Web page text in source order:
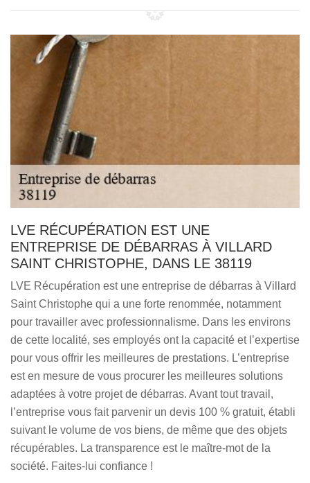
LVE RÉCUPÉRATION EST UNE
ENTREPRISE DE DÉBARRAS À VILLARD
SAINT CHRISTOPHE, DANS LE 38119
LVE Récupération est une entreprise de débarras à Villard
Saint Christophe qui a une forte renommée, notamment
pour travailler avec professionnalisme. Dans les environs
de cette localité, ses employés ont la capacité et l’expertise
pour vous offrir les meilleures de prestations. L’entreprise
est en mesure de vous procurer les meilleures solutions
adaptées à votre projet de débarras. Avant tout travail,
l’entreprise vous fait parvenir un devis 100 % gratuit, établi
suivant le volume de vos biens, de même que des objets
récupérables. La transparence est le maître-mot de la
société. Faites-lui confiance !